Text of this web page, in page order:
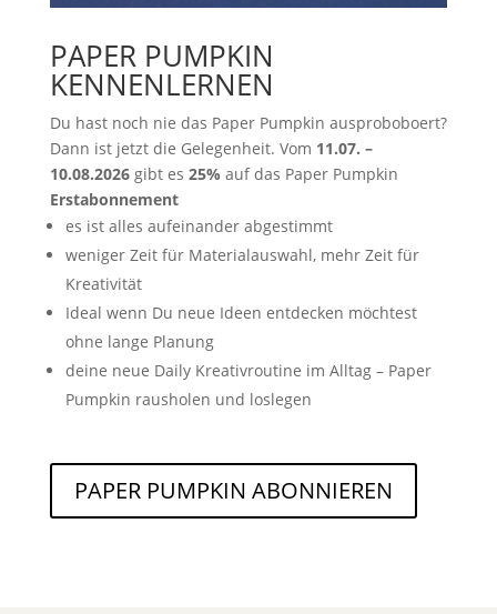
PAPER PUMPKIN
KENNENLERNEN
Du hast noch nie das Paper Pumpkin ausproboboert?
Dann ist jetzt die Gelegenheit. Vom 11.07. –
10.08.2026gibt es 25% auf das Paper Pumpkin
Erstabonnement
es ist alles aufeinander abgestimmt
weniger Zeit für Materialauswahl, mehr Zeit für
Kreativität
Ideal wenn Du neue Ideen entdecken möchtest
ohne lange Planung
deine neue Daily Kreativroutine im Alltag – Paper
Pumpkin rausholen und loslegen
PAPER PUMPKIN ABONNIEREN